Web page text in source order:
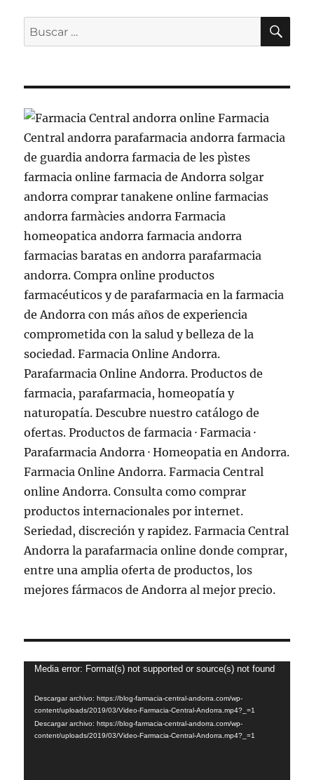
Buscar
por:
Reproductor
vídeo
Media error: Format(s) not supported or source(s) not found
Descargar archivo: https://blog-farmacia-central-andorra.com/wp-
content/uploads/2019/03/Video-Farmacia-Central-Andorra.mp4?_=1
Descargar archivo: https://blog-farmacia-central-andorra.com/wp-
content/uploads/2019/03/Video-Farmacia-Central-Andorra.mp4?_=1